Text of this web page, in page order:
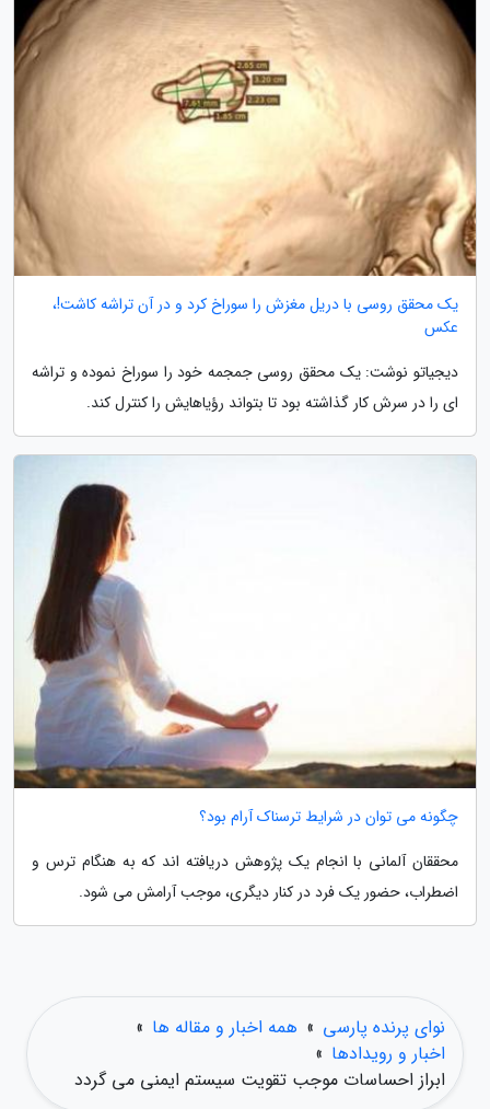
یک محقق روسی با دریل مغزش را سوراخ کرد و در آن تراشه کاشت!،
عکس
دیجیاتو نوشت: یک محقق روسی جمجمه خود را سوراخ نموده و تراشه
ای را در سرش کار گذاشته بود تا بتواند رؤیاهایش را کنترل کند.
چگونه می توان در شرایط ترسناک آرام بود؟
محققان آلمانی با انجام یک پژوهش دریافته اند که به هنگام ترس و
اضطراب، حضور یک فرد در کنار دیگری، موجب آرامش می شود.
نوای پرنده پارسی » همه اخبار و مقاله ها »
اخبار و رویدادها »
ابراز احساسات موجب تقویت سیستم ایمنی می گردد